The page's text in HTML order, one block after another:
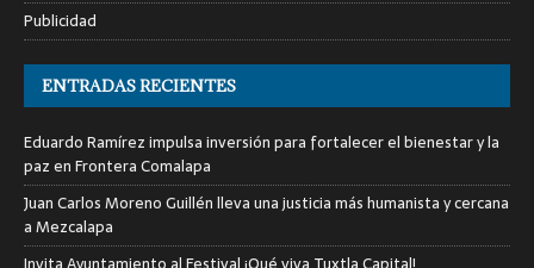
Publicidad
ENTRADAS RECIENTES
Eduardo Ramírez impulsa inversión para fortalecer el bienestar y la
paz en Frontera Comalapa
Juan Carlos Moreno Guillén lleva una justicia más humanista y cercana
a Mezcalapa